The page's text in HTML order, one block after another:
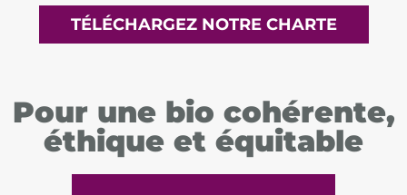
TÉLÉCHARGEZ NOTRE CHARTE
Pour une bio cohérente,
éthique et équitable